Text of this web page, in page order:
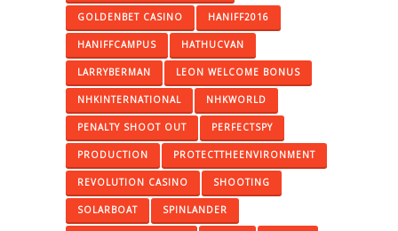
GOLDENBET CASINO HANIFF2016
HANIFFCAMPUS HATHUCVAN
LARRYBERMAN LEON WELCOME BONUS
NHKINTERNATIONAL NHKWORLD
PENALTY SHOOT OUT PERFECTSPY
PRODUCTION PROTECTTHEENVIRONMENT
REVOLUTION CASINO SHOOTING
SOLARBOAT SPINLANDER